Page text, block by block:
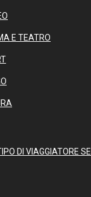
E TEATRO
DI VIAGGIATORE SEI